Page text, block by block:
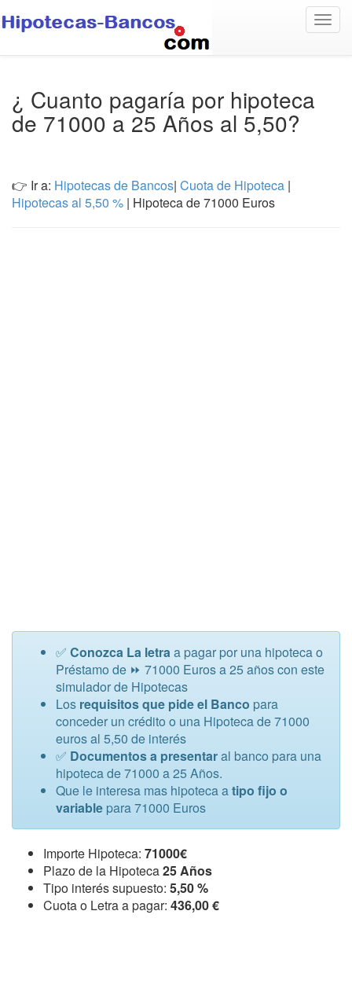
¿ Cuanto pagaría por hipoteca
de 71000 a 25 Años al 5,50?
👉 Ir a: Hipotecas de Bancos| Cuota de Hipoteca |
Hipotecas al 5,50 % | Hipoteca de 71000 Euros
✅ Conozca La letraa pagar por una hipoteca o
Préstamo de ⏩ 71000 Euros a 25 años con este
simulador de Hipotecas
Los requisitos que pide el Banco para
conceder un crédito o una Hipoteca de 71000
euros al 5,50 de interés
✅ Documentos a presentaral banco para una
hipoteca de 71000 a 25 Años.
Que le interesa mas hipoteca atipo fijo o
variable para 71000 Euros
Importe Hipoteca: 71000€
Plazo de la Hipoteca25 Años
Tipo interés supuesto: 5,50 %
Cuota o Letra a pagar: 436,00 €